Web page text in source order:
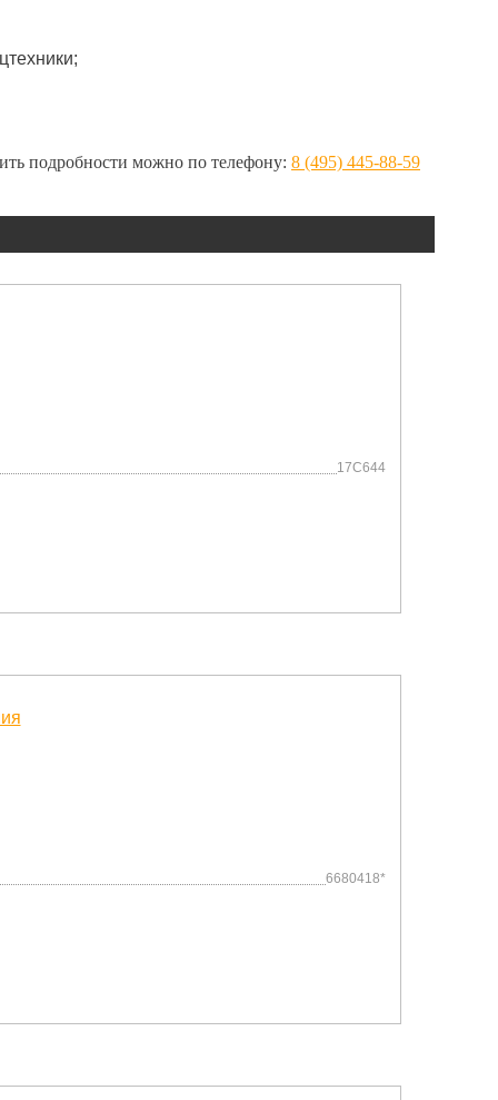
подробности можно по телефону: 8 (495) 445-88-59
17C644
6680418*